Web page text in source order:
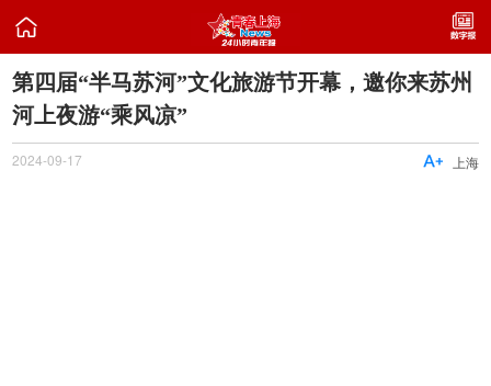

第四届“半马苏河”文化旅游节开幕，邀你来苏州
河上夜游“乘风凉”
2024-09-17 上海
